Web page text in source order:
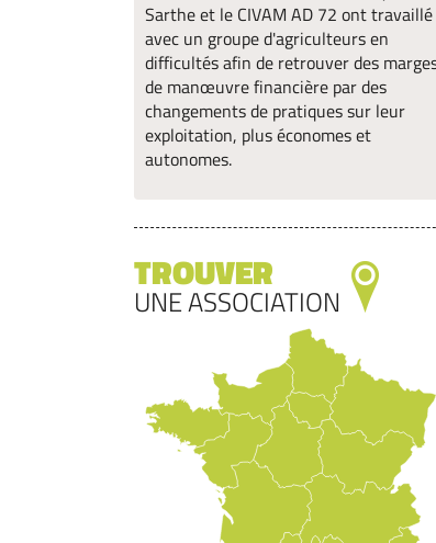
Sarthe et le CIVAM AD 72 ont travaillé
avec un groupe d'agriculteurs en
difficultés afin de retrouver des
de manœuvre financière par des
changements de pratiques sur leur
exploitation, plus économes et
autonomes.
TROUVER
UNE ASSOCIATION